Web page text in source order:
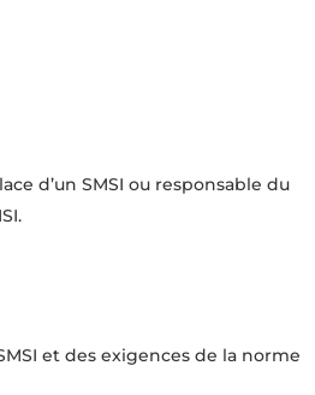
d’un SMSI ou responsable du
et des exigences de la norme